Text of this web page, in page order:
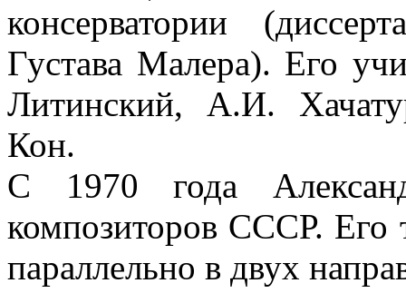
консерватории
Густава Малера). Его
Литинский, А.И.
Кон.
С 1970 года
композиторов СССР. Его
параллельно в двух